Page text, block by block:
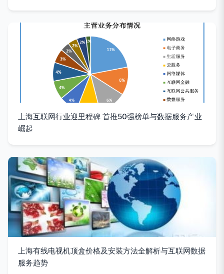
上海互联网行业迎里程碑 首推50强榜单与数据服务产业
崛起
上海有线电视机顶盒价格及安装方法全解析与互联网数据
服务趋势